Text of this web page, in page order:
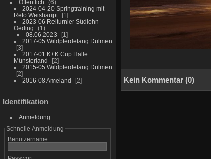
Öffentlich
6
2024-04-20 Springtraining mit
Reto Weishaupt
1
2023-06 Reiturnier Südlohn-
Oeding
1
08.06.2023
1
2017-05 Wildpferdefang Dülmen
3
2017-01 K+K Cup Halle
Münsterland
2
2015-05 Wildpferdefang Dülmen
2
2016-08 Ameland
2
Identifikation
Anmeldung
Schnelle Anmeldung
Benutzername
Kein Kommentar (0)